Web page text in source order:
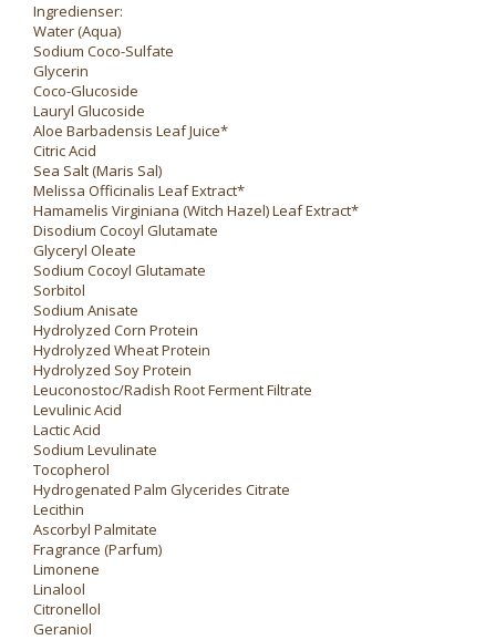
Ingredienser:
Water (Aqua)
Sodium Coco-Sulfate
Glycerin
Coco-Glucoside
Lauryl Glucoside
Aloe Barbadensis Leaf Juice*
Citric Acid
Sea Salt (Maris Sal)
Melissa Officinalis Leaf Extract*
Hamamelis Virginiana (Witch Hazel) Leaf Extract*
Disodium Cocoyl Glutamate
Glyceryl Oleate
Sodium Cocoyl Glutamate
Sorbitol
Sodium Anisate
Hydrolyzed Corn Protein
Hydrolyzed Wheat Protein
Hydrolyzed Soy Protein
Leuconostoc/Radish Root Ferment Filtrate
Levulinic Acid
Lactic Acid
Sodium Levulinate
Tocopherol
Hydrogenated Palm Glycerides Citrate
Lecithin
Ascorbyl Palmitate
Fragrance (Parfum)
Limonene
Linalool
Citronellol
Geraniol